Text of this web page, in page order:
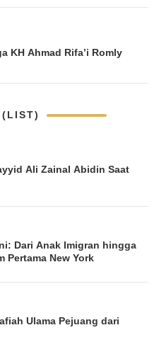
KH Ahmad Rifa’i Romly
(LIST)
Ali Zainal Abidin Saat
Dari Anak Imigran hingga
Pertama New York
Ulama Pejuang dari